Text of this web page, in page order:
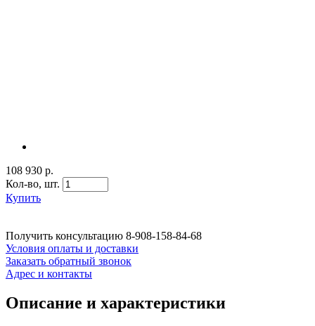
108 930 р.
Кол-во, шт.
Купить
Получить консультацию 8-908-158-84-68
Условия оплаты и доставки
Заказать обратный звонок
Адрес и контакты
Описание и характеристики